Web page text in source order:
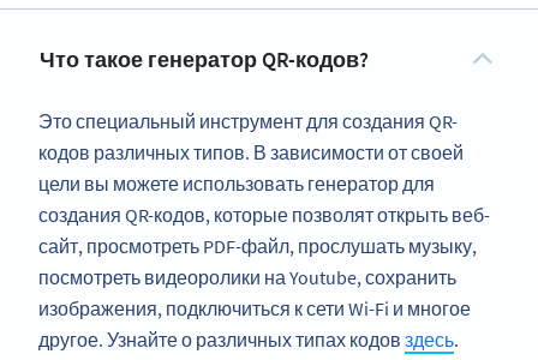
Что такое генератор QR-кодов?
Это специальный инструмент для создания QR-
кодов различных типов. В зависимости от своей
цели вы можете использовать генератор для
создания QR-кодов, которые позволят открыть веб-
сайт, просмотреть PDF-файл, прослушать музыку,
посмотреть видеоролики на Youtube, сохранить
изображения, подключиться к сети Wi-Fi и многое
другое. Узнайте о различных типах кодов здесь.